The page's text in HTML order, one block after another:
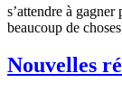
s’attendre à gagner
beaucoup de
Nouvelles